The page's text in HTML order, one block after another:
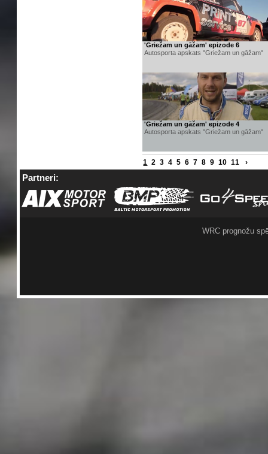
'Griežam un gāžam' epizode 6
Autosporta apskats "Griežam un gāžam"
'Griežam un gāžam' epizode 4
Autosporta apskats "Griežam un gāžam"
1 2 3 4 5 6 7 8 9 10 11 ›
Partneri:
WRC prognožu